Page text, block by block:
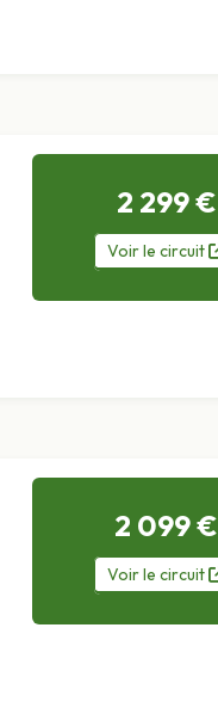
2 299 €
Voirle circuit
2 099 €
Voirle circuit